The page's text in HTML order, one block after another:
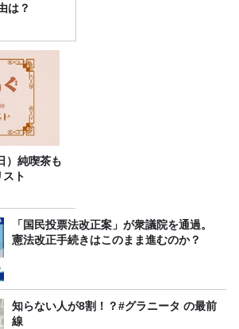
は？
）純喫茶も
ト
「国民投票法改正案」が衆議院を通過。
憲法改正手続きはこのまま進むのか？
知らない人が8割！？#グラニータ の最前
線